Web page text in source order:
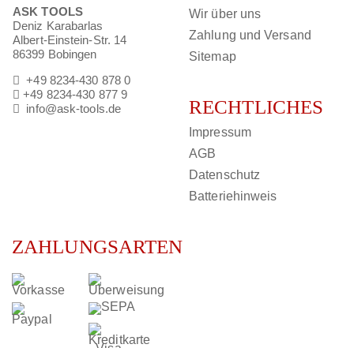
ASK TOOLS
Deniz Karabarlas
Albert-Einstein-Str. 14
86399 Bobingen
+49 8234-430 878 0
+49 8234-430 877 9
info@ask-tools.de
Wir über uns
Zahlung und Versand
Sitemap
RECHTLICHES
Impressum
AGB
Datenschutz
Batteriehinweis
ZAHLUNGSARTEN